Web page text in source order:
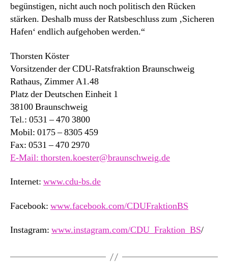
begünstigen, nicht auch noch politisch den Rücken
stärken. Deshalb muss der Ratsbeschluss zum ‚Sicheren
Hafen‘ endlich aufgehoben werden.“
Thorsten Köster
Vorsitzender der CDU-Ratsfraktion Braunschweig
Rathaus, Zimmer A1.48
Platz der Deutschen Einheit 1
38100 Braunschweig
Tel.: 0531 – 470 3800
Mobil: 0175 – 8305 459
Fax: 0531 – 470 2970
E-Mail: thorsten.koester@braunschweig.de
Internet: www.cdu-bs.de
Facebook: www.facebook.com/CDUFraktionBS
Instagram: www.instagram.com/CDU_Fraktion_BS/